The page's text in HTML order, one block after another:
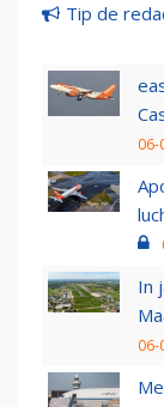
Tip de
06-
In
06-